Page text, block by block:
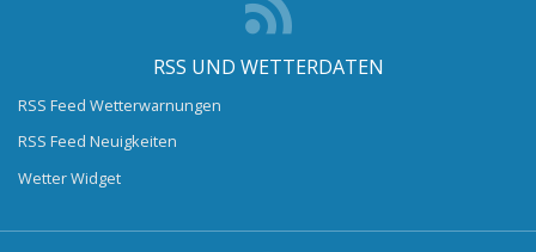
RSS UND WETTERDATEN
RSS Feed Wetterwarnungen
RSS Feed Neuigkeiten
Wetter Widget